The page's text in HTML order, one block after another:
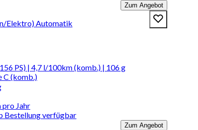
Zum Angebot
Elektro) Automatik
PS) | 4,7 l/100km (komb.) | 106 g
C (komb.)
pro Jahr
Bestellung verfügbar
Zum Angebot